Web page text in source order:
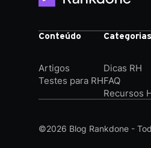
Conteúdo
Artigos
Testes para RH
Categorias
Dicas RH
FAQ
Recursos
©2026 Blog Rankdone -